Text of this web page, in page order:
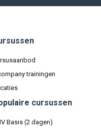
trainingen
cursussen
Basis (2 dagen)